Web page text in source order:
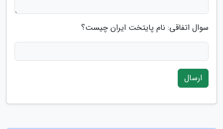
سوال اتفاقی: نام پایتخت ایران چیست؟
ارسال